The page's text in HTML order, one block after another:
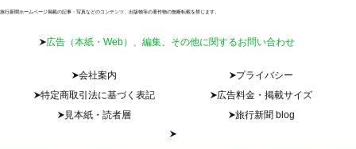
旅行新聞ホームページ掲載の記事・写真などのコンテンツ、出版物等の著作物の無断転載を禁じます。
広告（本紙・Web）、編集、その他に関するお問い合わせ
会社案内
プライバシー
特定商取引法に基づく表記
広告料金・掲載サイズ
見本紙・読者層
旅行新聞 blog